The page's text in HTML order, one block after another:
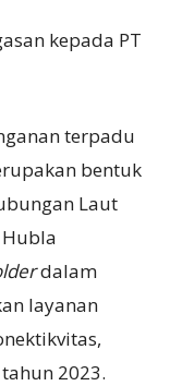
kepada PT
terpadu
bentuk
Laut
dalam
layanan
2023.